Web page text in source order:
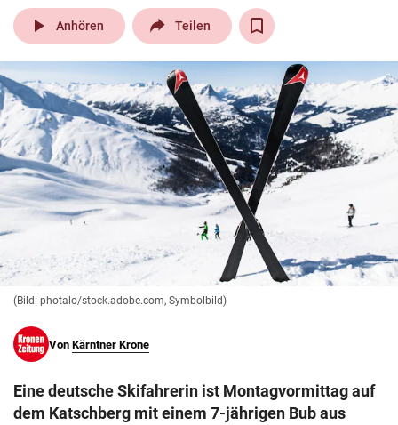
pin_drop
Wien arrow_right
bookmark
search
Suchbegriff
eingeben
© Krone Multimedia GmbH & Co KG 2026
Muthgasse 2, 1190 Wien
play_arrow Anhören Teilen
(Bild: photalo/stock.adobe.com, Symbolbild)
Von Kärntner Krone
Eine deutsche Skifahrerin ist Montagvormittag auf
dem Katschberg mit einem 7-jährigen Bub aus